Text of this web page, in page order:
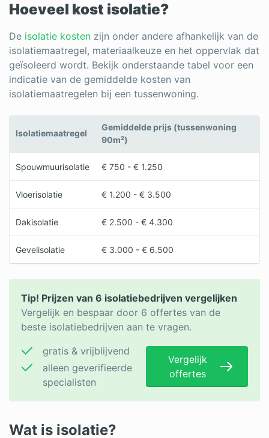
Hoeveel kost isolatie?
De isolatie kosten zijn onder andere afhankelijk van de
isolatiemaatregel, materiaalkeuze en het oppervlak dat
geïsoleerd wordt. Bekijk onderstaande tabel voor een
indicatie van de gemiddelde kosten van
isolatiemaatregelen bij een tussenwoning.
Isolatiemaatregel
Gemiddelde prijs (tussenwoning
90m²)
Spouwmuurisolatie € 750 - € 1.250
Vloerisolatie € 1.200 - € 3.500
Dakisolatie € 2.500 - € 4.300
Gevelisolatie € 3.000 - € 6.500
Tip! Prijzen van 6 isolatiebedrijven vergelijken
Vergelijk en bespaar door 6 offertes van de
beste isolatiebedrijven aan te vragen.
gratis & vrijblijvend
alleen geverifieerde
specialisten
Vergelijk
offertes
Wat is isolatie?